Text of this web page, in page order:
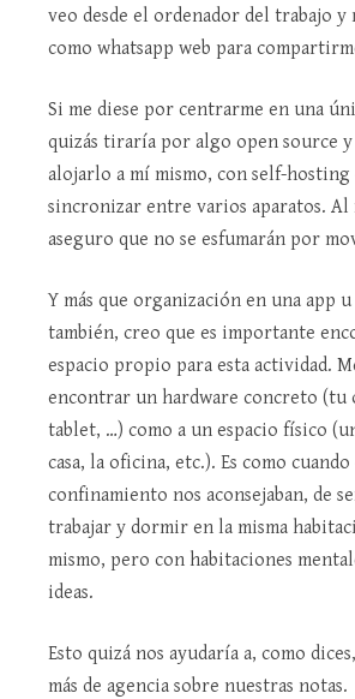
veo desde el ordenador del trabajo
como whatsapp web para
Si me diese por centrarme en una
quizás tiraría por algo open source
alojarlo a mí mismo, con self-hosting
sincronizar entre varios aparatos. Al
aseguro que no se esfumarán por
Y más que organización en una app
también, creo que es importante
espacio propio para esta actividad.
encontrar un hardware concreto (tu
tablet, …) como a un espacio físico
casa, la oficina, etc.). Es como
confinamiento nos aconsejaban, de
trabajar y dormir en la misma
mismo, pero con habitaciones
ideas.
Esto quizá nos ayudaría a, como
más de agencia sobre nuestras notas.